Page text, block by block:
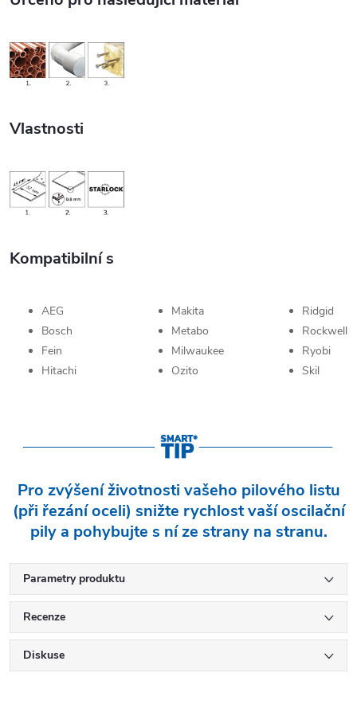
Vlastnosti
Kompatibilní s
AEG
Bosch
Fein
Hitachi
Makita
Metabo
Milwaukee
Ozito
Ridgid
Rockwell
Ryobi
Skil
Pro zvýšení životnosti vašeho pilového listu
(při řezání oceli) snižte rychlost vaší oscilační
pily a pohybujte s ní ze strany na stranu.
Parametry produktu
Recenze
Diskuse